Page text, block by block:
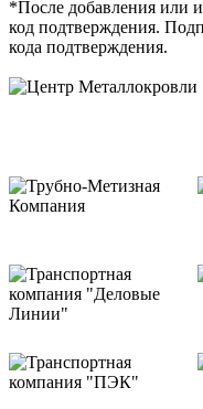
*После добавления или
код подтверждения.
кода подтверждения.